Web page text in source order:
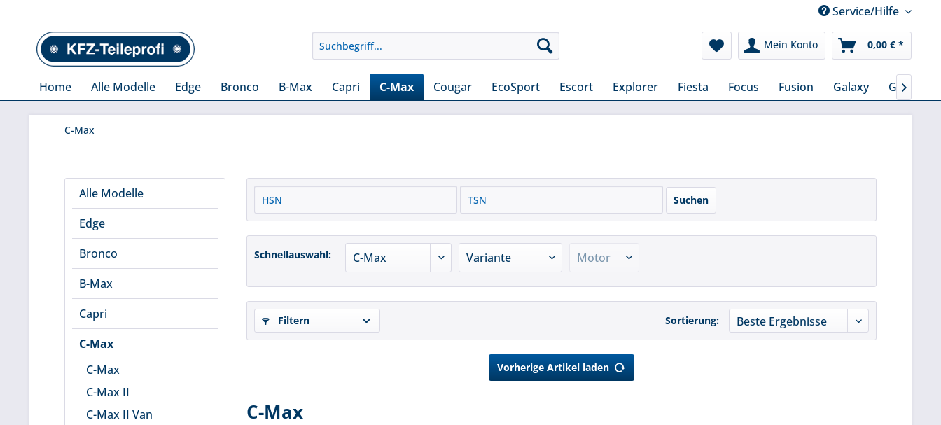
Service/Hilfe
Mein Konto 0,00 € *
Home Alle Modelle Edge Bronco B-Max Capri C-Max Cougar EcoSport Escort Explorer Fiesta Focus Fusion Galaxy Grand C-

C-Max
Alle Modelle
Edge
Bronco
B-Max
Capri
C-Max
C-Max
C-Max II
C-Max II Van
Schnellauswahl:
Filtern Sortierung:
Vorherige Artikel laden
C-Max